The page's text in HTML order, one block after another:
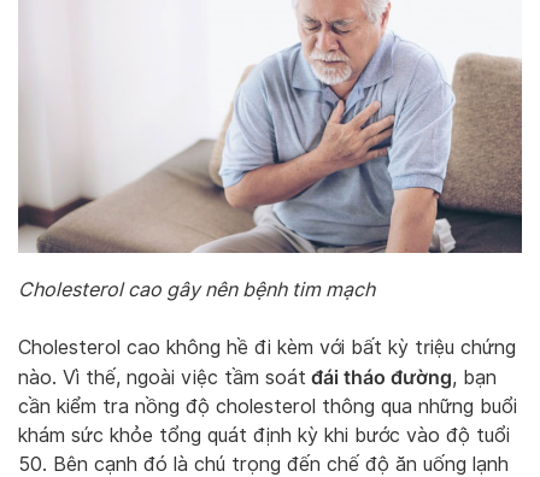
Cholesterol cao gây nên bệnh tim mạch
Cholesterol cao không hề đi kèm với bất kỳ triệu chứng
nào. Vì thế, ngoài việc tầm soát đái tháo đường, bạn
cần kiểm tra nồng độ cholesterol thông qua những buổi
khám sức khỏe tổng quát định kỳ khi bước vào độ tuổi
50. Bên cạnh đó là chú trọng đến chế độ ăn uống lạnh